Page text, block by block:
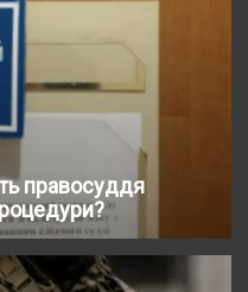
правосуддя